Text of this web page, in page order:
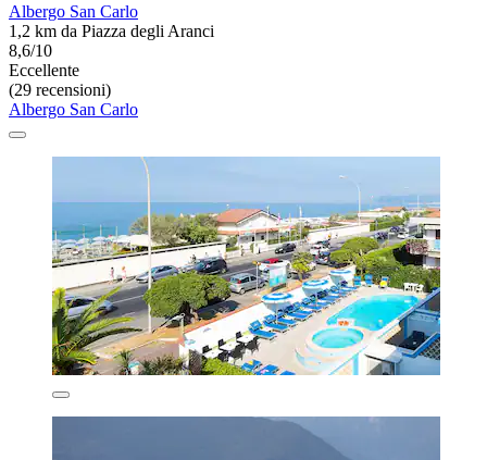
Albergo San Carlo
1,2 km da Piazza degli Aranci
8,6/10
Eccellente
(29 recensioni)
Albergo San Carlo